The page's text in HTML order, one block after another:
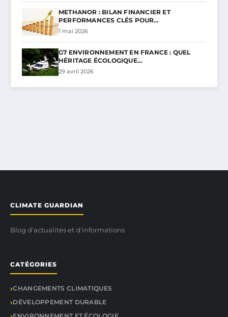
METHANOR : BILAN FINANCIER ET
PERFORMANCES CLÉS POUR…
1 mai 2026
G7 ENVIRONNEMENT EN FRANCE : QUEL
HÉRITAGE ÉCOLOGIQUE…
29 avril 2026
CLIMATE GUARDIAN
Blog d'actualités et d'informations
CATÉGORIES
CHANGEMENTS CLIMATIQUES
DÉVELOPPEMENT DURABLE